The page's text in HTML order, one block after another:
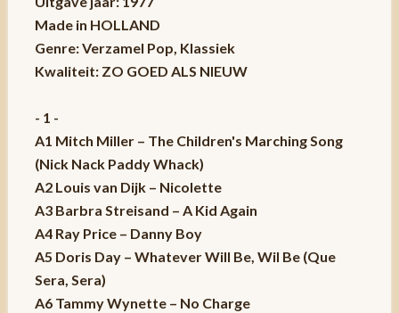
Made in HOLLAND
Genre: Verzamel Pop, Klassiek
Kwaliteit: ZO GOED ALS NIEUW
- 1 -
A1 Mitch Miller – The Children's Marching Song
(Nick Nack Paddy Whack)
A2 Louis van Dijk – Nicolette
A3 Barbra Streisand – A Kid Again
A4 Ray Price – Danny Boy
A5 Doris Day – Whatever Will Be, Wil Be (Que
Sera, Sera)
A6 Tammy Wynette – No Charge